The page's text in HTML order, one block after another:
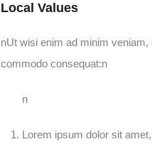
Local Values
nUt wisi enim ad minim
commodo consequat:n
n
Lorem ipsum dolor sit